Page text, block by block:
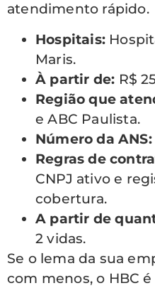
atendimento rápido.
Hospitais:
Maris.
À partir de: R$
Região que
e ABC Paulista.
Número da ANS:
Regras de
CNPJ ativo e
cobertura.
A partir de
2 vidas.
Se o lema da sua
com menos, o HBC